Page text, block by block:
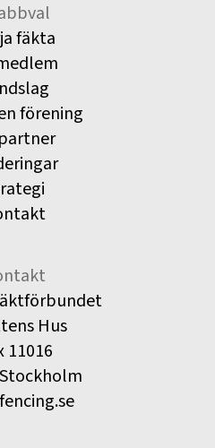
fäkta
förening
Hus
11016